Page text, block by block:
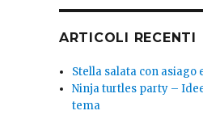
ARTICOLI RECENTI
Stella salata con asiago
Ninja turtles party –
tema